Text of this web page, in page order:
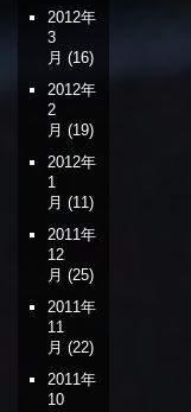
2012年
3
月 (16)
2012年
2
月 (19)
2012年
1
月 (11)
2011年
12
月 (25)
2011年
11
月 (22)
2011年
10